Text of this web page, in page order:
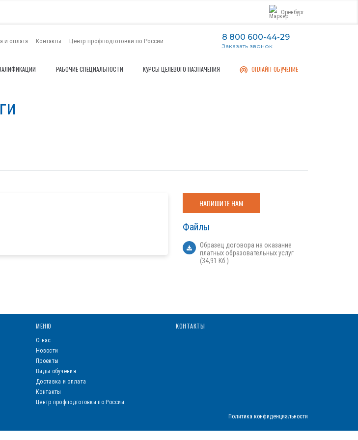
Оренбург
и оплата Контакты Центр профподготовки по России 8 800 600-44-29
Заказать звонок
РАБОЧИЕ СПЕЦИАЛЬНОСТИ КУРСЫ ЦЕЛЕВОГО НАЗНАЧЕНИЯ ОНЛАЙН-ОБУЧЕНИЕ
НАПИШИТЕ НАМ
Файлы
Образец договора на оказание
платных образовательных услуг
(34,91 Кб.)
МЕНЮ
О нас
Новости
Проекты
Виды обучения
Доставка и оплата
Контакты
Центр профподготовки по России
КОНТАКТЫ
Политика конфиденциальности